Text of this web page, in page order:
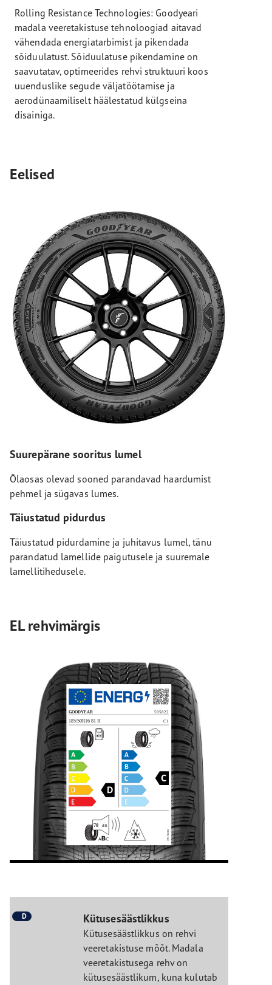
Rolling Resistance Technologies: Goodyeari
madala veeretakistuse tehnoloogiad aitavad
vähendada energiatarbimist ja pikendada
sõiduulatust. Sõiduulatuse pikendamine on
saavutatav, optimeerides rehvi struktuuri koos
uuenduslike segude väljatöötamise ja
aerodünaamiliselt häälestatud külgseina
disainiga.
Eelised
Suurepärane sooritus lumel
Õlaosas olevad sooned parandavad haardumist
pehmel ja sügavas lumes.
Täiustatud pidurdus
Täiustatud pidurdamine ja juhitavus lumel, tänu
parandatud lamellide paigutusele ja suuremale
lamellitihedusele.
EL rehvimärgis
D Kütusesäästlikkus
Kütusesäästlikkus on rehvi
veeretakistuse mõõt. Madala
veeretakistusega rehv on
kütusesäästlikum, kuna kulutab